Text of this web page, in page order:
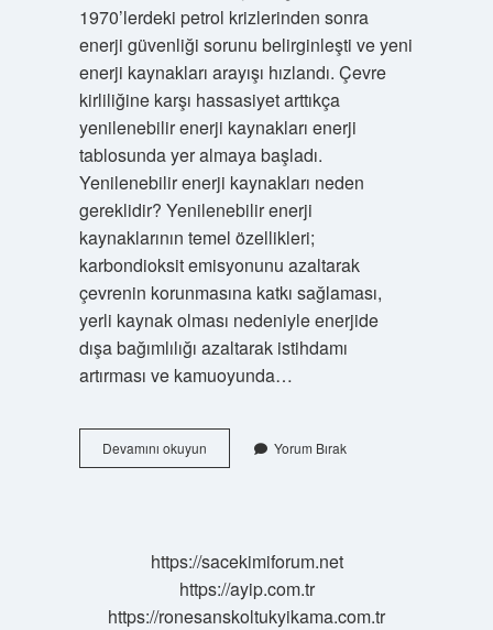
1970’lerdeki petrol krizlerinden sonra
enerji güvenliği sorunu belirginleşti ve yeni
enerji kaynakları arayışı hızlandı. Çevre
kirliliğine karşı hassasiyet arttıkça
yenilenebilir enerji kaynakları enerji
tablosunda yer almaya başladı.
Yenilenebilir enerji kaynakları neden
gereklidir? Yenilenebilir enerji
kaynaklarının temel özellikleri;
karbondioksit emisyonunu azaltarak
çevrenin korunmasına katkı sağlaması,
yerli kaynak olması nedeniyle enerjide
dışa bağımlılığı azaltarak istihdamı
artırması ve kamuoyunda…
Devamını okuyunYenilenebilir
Enerji
Yorum Bırak
https://sacekimiforum.net
https://ayip.com.tr
https://ronesanskoltukyikama.com.tr